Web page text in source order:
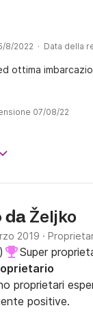
8/2022 · Data della
ottima
07/08/22
da Željko
2019 ·
)
Super
proprietari
positive.